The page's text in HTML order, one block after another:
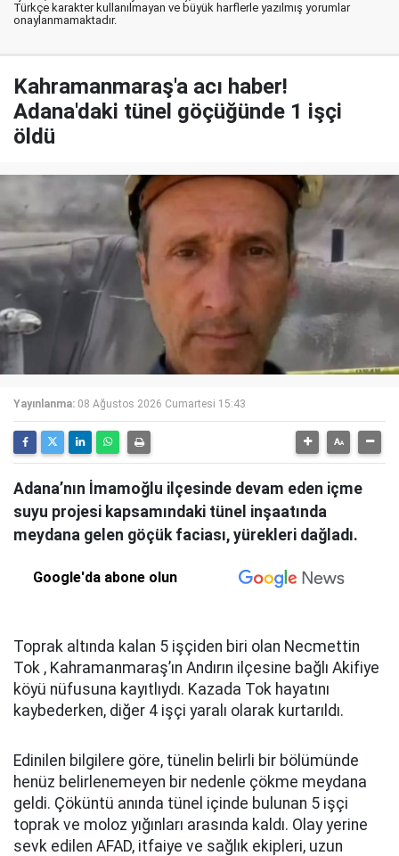
Türkçe karakter kullanılmayan ve büyük harflerle yazılmış yorumlar
onaylanmamaktadır.
Kahramanmaraş'a acı haber!
Adana'daki tünel göçüğünde 1 işçi
öldü
Yayınlanma: 08 Ağustos 2026 Cumartesi 15:43
Adana’nın İmamoğlu ilçesinde devam eden içme
suyu projesi kapsamındaki tünel inşaatında
meydana gelen göçük faciası, yürekleri dağladı.
Google'da abone olun
Toprak altında kalan 5 işçiden biri olan Necmettin
Tok , Kahramanmaraş’ın Andırın ilçesine bağlı Akifiye
köyü nüfusuna kayıtlıydı. Kazada Tok hayatını
kaybederken, diğer 4 işçi yaralı olarak kurtarıldı.
Edinilen bilgilere göre, tünelin belirli bir bölümünde
henüz belirlenemeyen bir nedenle çökme meydana
geldi. Çöküntü anında tünel içinde bulunan 5 işçi
toprak ve moloz yığınları arasında kaldı. Olay yerine
sevk edilen AFAD, itfaiye ve sağlık ekipleri, uzun